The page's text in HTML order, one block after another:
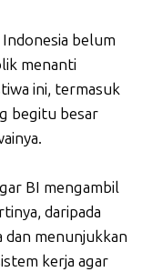
belum
menanti
ini, termasuk
begitu besar
BI mengambil
daripada
menunjukkan
kerja agar